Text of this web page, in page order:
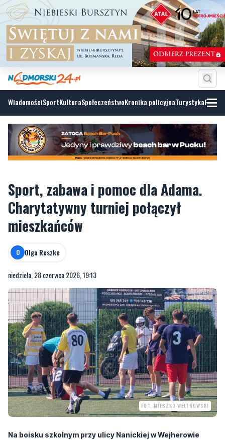
WiadomościSportKulturaSpołeczeństwoKronika policyjnaTurystyka
Sport, zabawa i pomoc dla Adama.
Charytatywny turniej połączył
mieszkańców
O Olga Reszke
niedziela, 28 czerwca 2026, 19:13
FOT. MIESZKO WELTROWSKI
Na boisku szkolnym przy ulicy Nanickiej w Wejherowie